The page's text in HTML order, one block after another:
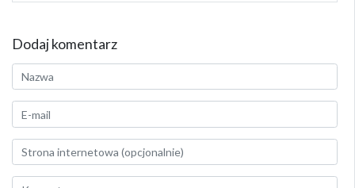
Dodaj komentarz